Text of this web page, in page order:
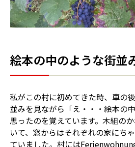
絵本の中のような街並
私がこの村に初めてきた時、車の
並みを見ながら「え・・・絵本の
思ったのを覚えています。木組の
いて、窓からはそれぞれの家にち
ていました。村には